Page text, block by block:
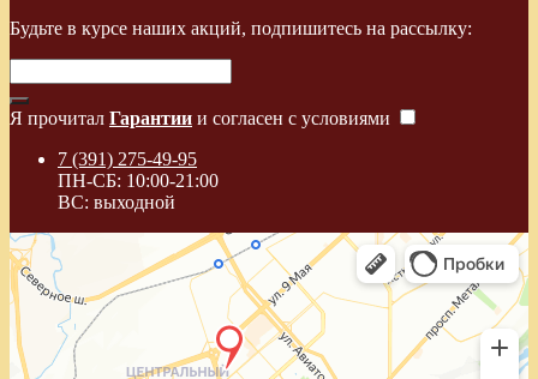
Будьте в курсе наших акций, подпишитесь на рассылку:
Я прочитал Гарантии и согласен с условиями
7 (391) 275-49-95
ПН-СБ: 10:00-21:00
ВС: выходной